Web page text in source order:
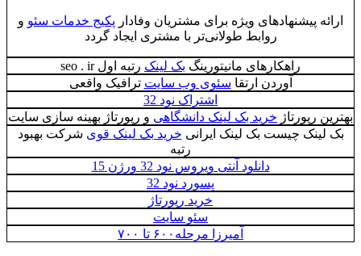
ارائه پیشنهادهای ویژه برای مشتریان وفادار پکیج خدمات سئو و
روابط طولانی‌تر با مشتری ایجاد گردد
راهکارهای مانیتورینگ بک لینک رتبه اول seo . ir
آوردن ارتقا سئوی وب سایت ترافیک واقعی
اشتراک نود 32
بهترین رپورتاژ خرید بک لینک دانشگاهی و رپورتاژ بهینه سازی سایت
بک لینک چیست بک لینک ایرانی خرید بک لینک قوی شرکت بهبود
رتبه
دانلود آنتی ویروس نود 32 ورژن 15
پسورد نود 32
خرید رپورتاژ
سئو سایت
آمیرزا مرحله۶۰۰ تا ۷۰۰